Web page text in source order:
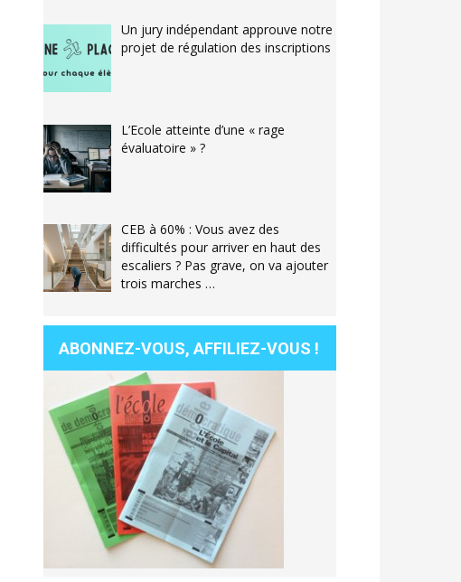
Un jury indépendant approuve notre
projet de régulation des inscriptions
L’Ecole atteinte d’une « rage
évaluatoire » ?
CEB à 60% : Vous avez des
difficultés pour arriver en haut des
escaliers ? Pas grave, on va ajouter
trois marches …
ABONNEZ-VOUS, AFFILIEZ-VOUS !